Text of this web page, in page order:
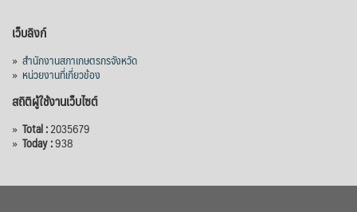
เว็บลิงก์
» สำนักงานสภาเกษตรกรจังหวัด
» หน่วยงานที่เกี่ยวข้อง
สถิติผู้ใช้งานเว็บไซต์
» Total :2035679
» Today :938